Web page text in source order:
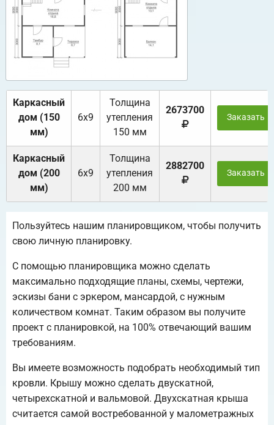
Каркасный
дом (150
мм)
6х9
Толщина
утепления
150 мм
2673700
Заказать
Каркасный
дом (200
мм)
6х9
Толщина
утепления
200 мм
2882700
Заказать
Пользуйтесь нашим планировщиком, чтобы получить
свою личную планировку.
С помощью планировщика можно сделать
максимально подходящие планы, схемы, чертежи,
эскизы бани с эркером, мансардой, с нужным
количеством комнат. Таким образом вы получите
проект с планировкой, на 100% отвечающий вашим
требованиям.
Вы имеете возможность подобрать необходимый тип
кровли. Крышу можно сделать двускатной,
четырехскатной и вальмовой. Двухскатная крыша
считается самой востребованной у малометражных